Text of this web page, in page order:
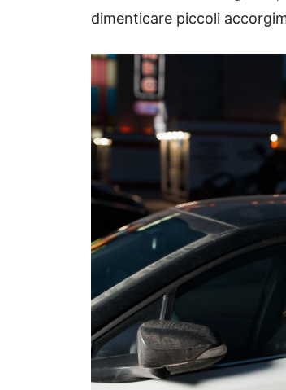
dimenticare piccoli